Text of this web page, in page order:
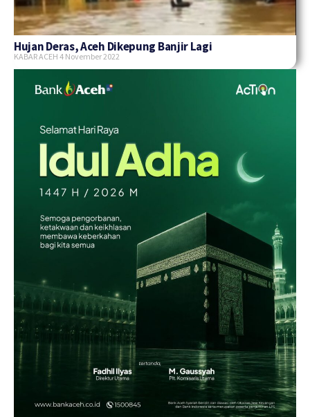
Hujan Deras, Aceh Dikepung Banjir Lagi
KABAR ACEH 4 November 2022